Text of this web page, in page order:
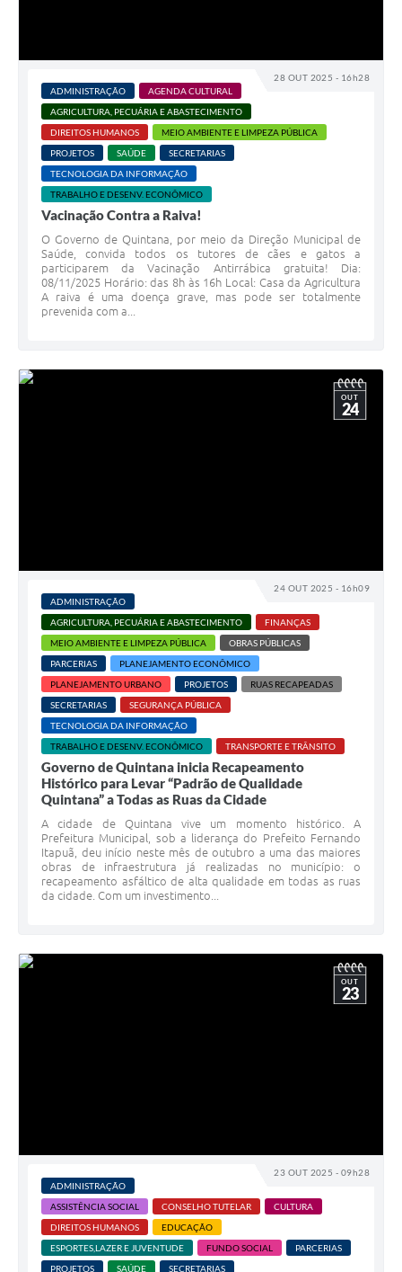
28 OUT 2025 - 16h28
ADMINISTRAÇÃO
AGENDA CULTURAL
AGRICULTURA, PECUÁRIA E ABASTECIMENTO
DIREITOS HUMANOS
MEIO AMBIENTE E LIMPEZA PÚBLICA
PROJETOS
SAÚDE
SECRETARIAS
TECNOLOGIA DA INFORMAÇÃO
TRABALHO E DESENV. ECONÔMICO
Vacinação Contra a Raiva!
O Governo de Quintana, por meio da Direção Municipal de
Saúde, convida todos os tutores de cães e gatos a
participarem da Vacinação Antirrábica gratuita! Dia:
08/11/2025 Horário: das 8h às 16h Local: Casa da Agricultura
A raiva é uma doença grave, mas pode ser totalmente
prevenida com a...
24 OUT 2025 - 16h09
OUT
24
ADMINISTRAÇÃO
AGRICULTURA, PECUÁRIA E ABASTECIMENTO
FINANÇAS
MEIO AMBIENTE E LIMPEZA PÚBLICA
OBRAS PÚBLICAS
PARCERIAS
PLANEJAMENTO ECONÔMICO
PLANEJAMENTO URBANO
PROJETOS
RUAS RECAPEADAS
SECRETARIAS
SEGURANÇA PÚBLICA
TECNOLOGIA DA INFORMAÇÃO
TRABALHO E DESENV. ECONÔMICO
TRANSPORTE E TRÂNSITO
Governo de Quintana inicia Recapeamento
Histórico para Levar “Padrão de Qualidade
Quintana” a Todas as Ruas da Cidade
A cidade de Quintana vive um momento histórico. A
Prefeitura Municipal, sob a liderança do Prefeito Fernando
Itapuã, deu início neste mês de outubro a uma das maiores
obras de infraestrutura já realizadas no município: o
recapeamento asfáltico de alta qualidade em todas as ruas
da cidade. Com um investimento...
23 OUT 2025 - 09h28
OUT
23
ADMINISTRAÇÃO
ASSISTÊNCIA SOCIAL
CONSELHO TUTELAR
CULTURA
DIREITOS HUMANOS
EDUCAÇÃO
ESPORTES,LAZER E JUVENTUDE
FUNDO SOCIAL
PARCERIAS
PROJETOS
SAÚDE SECRETARIAS